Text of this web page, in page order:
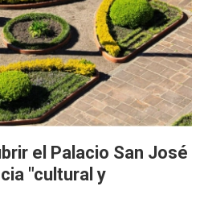
el Palacio San José
"cultural y